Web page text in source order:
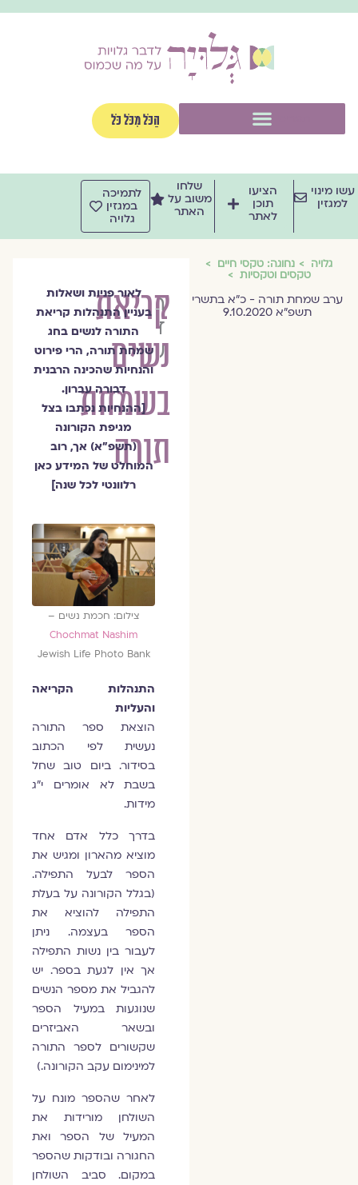
הַכֹּל מִכֹּל כֹּל
מינוי
למגזין
הציעו
תוכן
לאתר
שלחו
משוב על
האתר
לתמיכה
במגזין
גלויה
גלויה נחוגה: טקסי חיים
טקסים וטקסיות
ערב שמחת תורה - כ״א בתשרי
תשפ״א 9.10.2020
קריאת
נשים
בשמחת
תורה
הרבנית
דבורה
עברון
לאור פניות ושאלות
בעניין התנהלות קריאת
התורה לנשים בחג
שמחת תורה, הרי פירוט
והנחיות שהכינה הרבנית
דבורה עברון.
[ההנחיות נכתבו בצל
מגיפת הקורונה
(תשפ"א) אך, רוב
המוחלט של המידע כאן
רלוונטי לכל שנה]
צילום: חכמת נשים –
Chochmat Nashim
Jewish Life Photo Bank
התנהלות הקריאה
והעליות
הוצאת ספר התורה
נעשית לפי הכתוב
בסידור. ביום טוב שחל
בשבת לא אומרים י"ג
מידות.
בדרך כלל אדם אחד
מוציא מהארון ומגיש את
הספר לבעל התפילה.
(בגלל הקורונה על בעלת
התפילה להוציא את
הספר בעצמה. ניתן
לעבור בין נשות התפילה
אך אין לגעת בספר. יש
להגביל את מספר הנשים
שנוגעות במעיל הספר
ובשאר האביזרים
שקשורים לספר התורה
למינימום עקב הקורונה.)
לאחר שהספר מונח על
השולחן מורידות את
המעיל של הספר ואת
החגורה ובודקות שהספר
במקום. סביב השולחן